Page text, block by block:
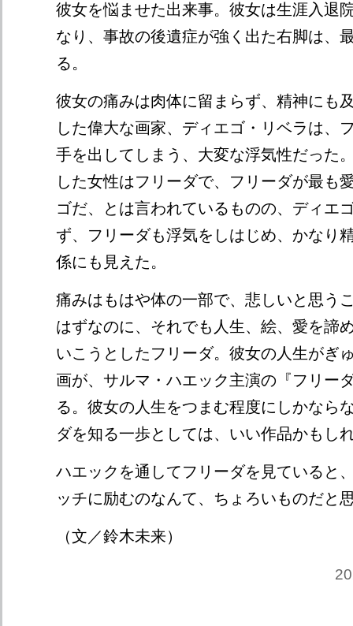
彼女を悩ませた出来事。彼女は生涯入退
なり、事故の後遺症が強く出た右脚は、
る。
彼女の痛みは肉体に留まらず、精神にも
した偉大な画家、ディエゴ・リベラは、
手を出してしまう、大変な浮気性だった
した女性はフリーダで、フリーダが最も
ゴだ、とは言われているものの、ディエ
ず、フリーダも浮気をしはじめ、かなり
係にも見えた。
痛みはもはや体の一部で、悲しいと思う
はずなのに、それでも人生、絵、愛を諦
いこうとしたフリーダ。彼女の人生がぎ
画が、サルマ・ハエック主演の『フリー
る。彼女の人生をつまむ程度にしかなら
ダを知る一歩としては、いい作品かもし
ハエックを通してフリーダを見ていると
ッチに励むのなんて、ちょろいものだと
（文／鈴木未来）